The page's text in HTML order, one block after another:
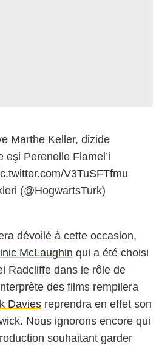
Marthe Keller, dizide
eşi Perenelle Flamel’i
V3TuSFTfmu
(@HogwartsTurk)
dévoilé à cette occasion,
McLaughin qui a été choisi
Radcliffe dans le rôle de
des films rempilera
Davies reprendra en effet son
Nous ignorons encore qui
souhaitant garder